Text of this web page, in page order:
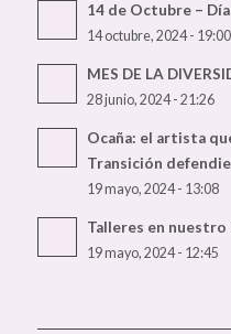
14 de Octubre –
14 octubre, 2024 - 19:00
MES DE LA
28 junio, 2024 - 21:26
Ocaña: el artista
Transición
19 mayo, 2024 - 13:08
Talleres en nuestro
19 mayo, 2024 - 12:45